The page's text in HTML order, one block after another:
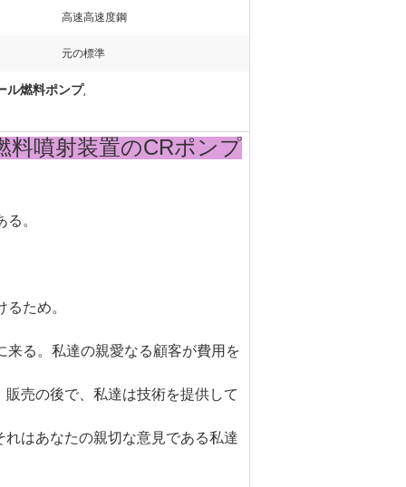
高速高速度鋼
元の標準
ル燃料ポンプ,
料噴射装置のCRポンプ
。
ため。
る。私達の親愛なる顧客が費用を
売の後で、私達は技術を提供して
はあなたの親切な意見である私達